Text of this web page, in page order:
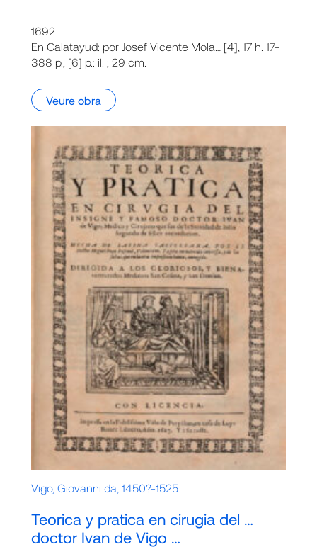
1692
En Calatayud: por Josef Vicente Mola… [4], 17 h. 17-
388 p., [6] p.: il. ; 29 cm.
Veure obra
Vigo, Giovanni da, 1450?-1525
Teorica y pratica en cirugia del …
doctor Ivan de Vigo …